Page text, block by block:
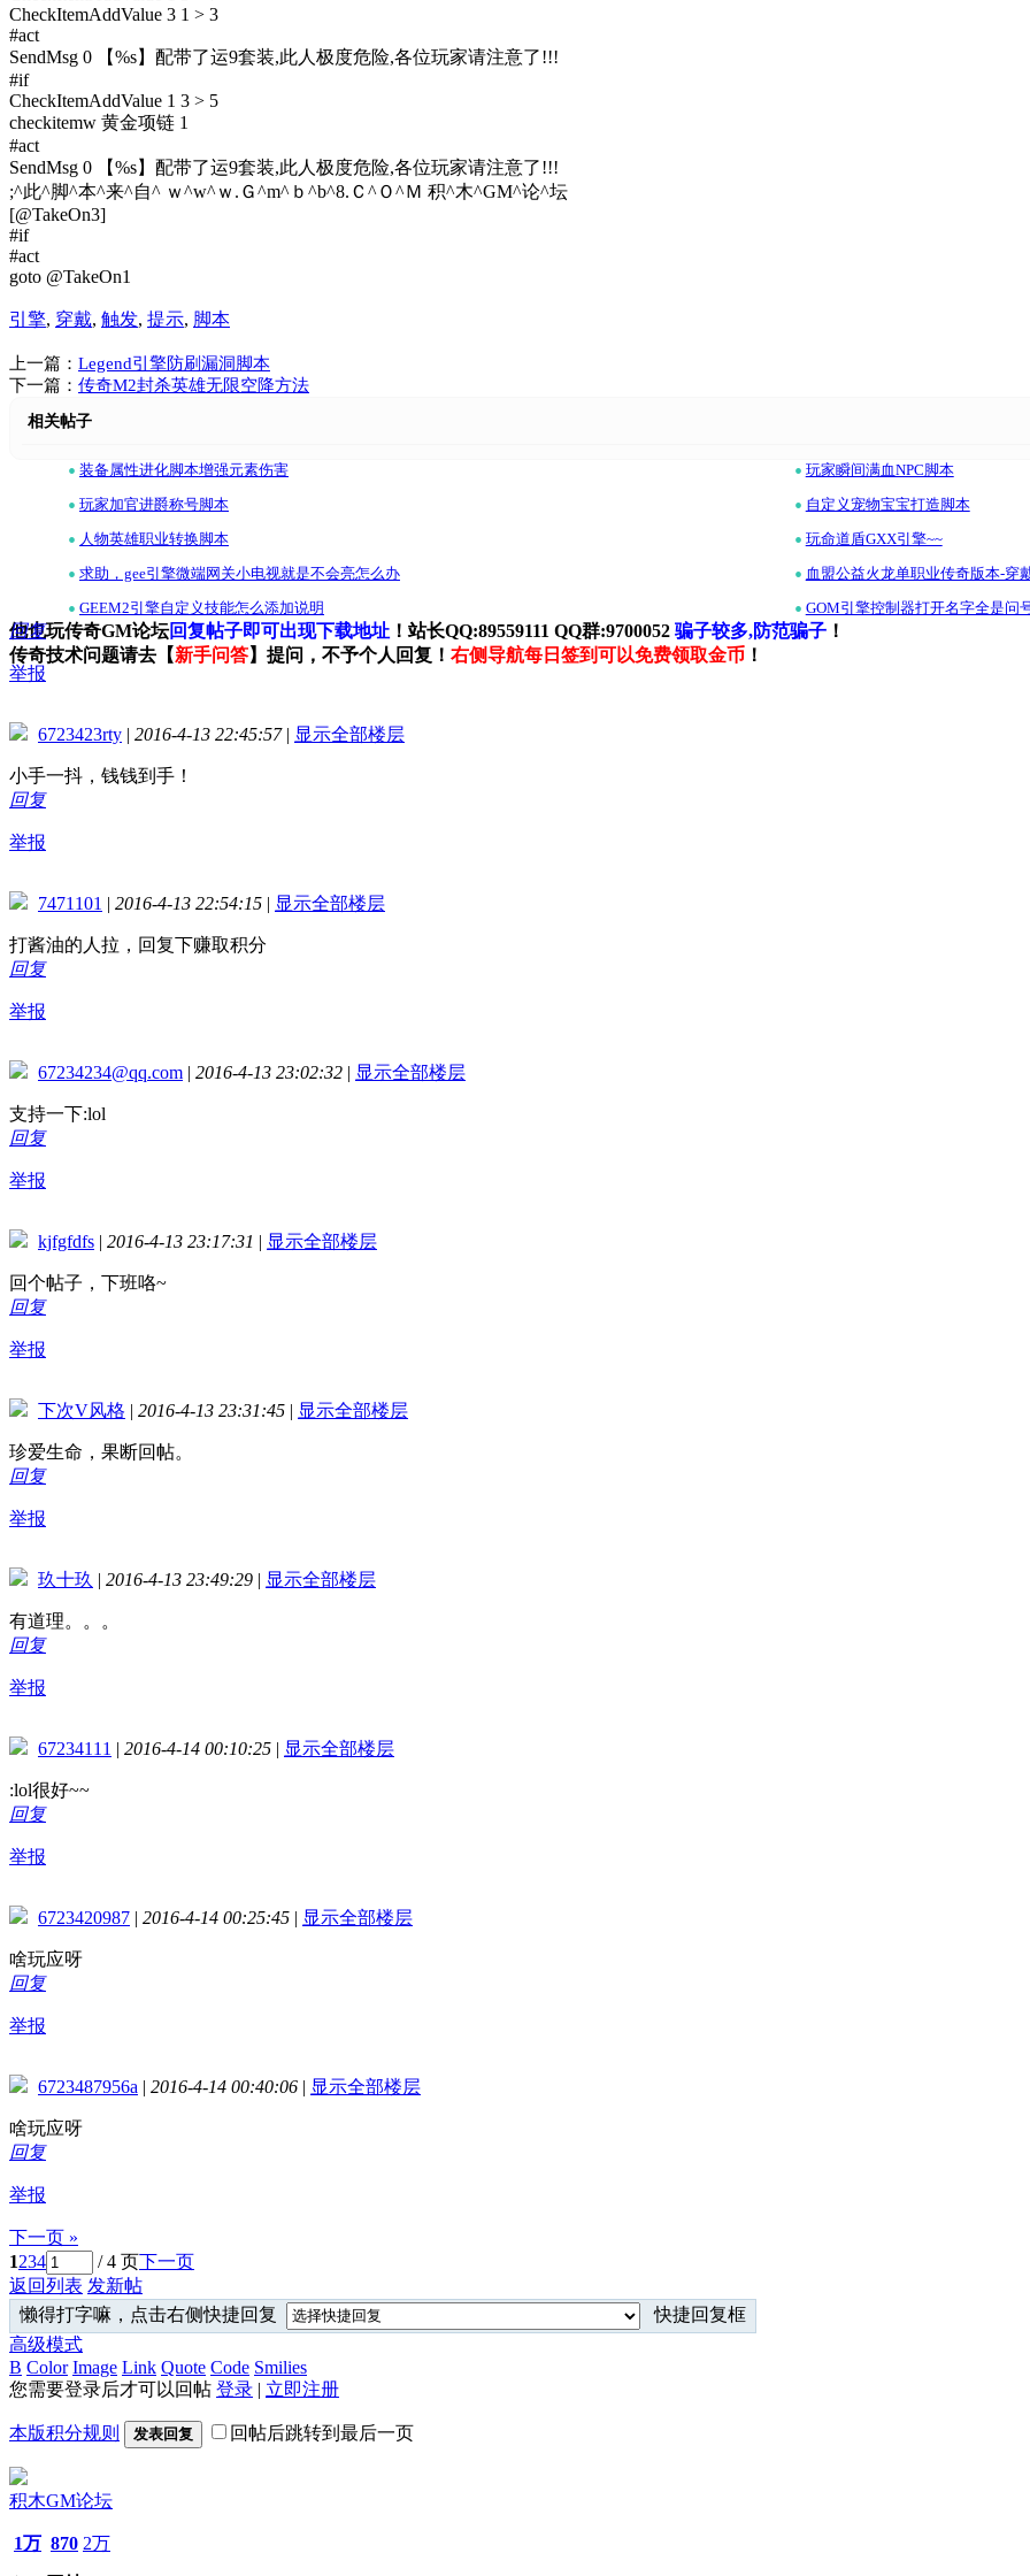
CheckItemAddValue 3 1 > 3
#act
SendMsg 0 【%s】配带了运9套装,此人极度危险,各位玩家请注意了!!!
#if
CheckItemAddValue 1 3 > 5
checkitemw 黄金项链 1
#act
SendMsg 0 【%s】配带了运9套装,此人极度危险,各位玩家请注意了!!!
;^此^脚^本^来^自^ ｗ^w^ｗ.Ｇ^m^ｂ^b^8.Ｃ^Ｏ^Ｍ 积^木^GM^论^坛
[@TakeOn3]
#if
#act
goto @TakeOn1
引擎, 穿戴, 触发, 提示, 脚本
上一篇： Legend引擎防刷漏洞脚本
下一篇： 传奇M2封杀英雄无限空降方法
相关帖子
• 装备属性进化脚本增强元素伤害 • 玩家瞬间满血NPC脚本
• 玩家加官进爵称号脚本 • 自定义宠物宝宝打造脚本
• 人物英雄职业转换脚本 • 玩命道盾GXX引擎~~
• 求助，gee引擎微端网关小电视就是不会亮怎么办 • 血盟公益火龙单职业传奇版本-穿
• GEEM2引擎自定义技能怎么添加说明 • GOM引擎控制器打开名字全是问
他也玩传奇GM论坛回复帖子即可出现下载地址 ！站长QQ:89559111 QQ群:9700052 骗子较多,防范骗子 ！
传奇技术问题请去【新手问答】提问，不予个人回复！ 右侧导航每日签到可以免费领取金币 ！
回复
举报
6723423rty | 2016-4-13 22:45:57 | 显示全部楼层
小手一抖，钱钱到手！
回复
举报
7471101 | 2016-4-13 22:54:15 | 显示全部楼层
打酱油的人拉，回复下赚取积分
回复
举报
67234234@qq.com | 2016-4-13 23:02:32 | 显示全部楼层
支持一下:lol
回复
举报
kjfgfdfs | 2016-4-13 23:17:31 | 显示全部楼层
回个帖子，下班咯~
回复
举报
下次V风格 | 2016-4-13 23:31:45 | 显示全部楼层
珍爱生命，果断回帖。
回复
举报
玖十玖 | 2016-4-13 23:49:29 | 显示全部楼层
有道理。。。
回复
举报
67234111 | 2016-4-14 00:10:25 | 显示全部楼层
:lol很好~~
回复
举报
6723420987 | 2016-4-14 00:25:45 | 显示全部楼层
啥玩应呀
回复
举报
6723487956a | 2016-4-14 00:40:06 | 显示全部楼层
啥玩应呀
回复
举报
下一页 »
1234 / 4 页下一页
返回列表 发新帖
懒得打字嘛，点击右侧快捷回复
快捷回复框
高级模式
B Color Image Link Quote Code Smilies
您需要登录后才可以回帖 登录 | 立即注册
本版积分规则 发表回复 回帖后跳转到最后一页
积木GM论坛
1万 870 2万